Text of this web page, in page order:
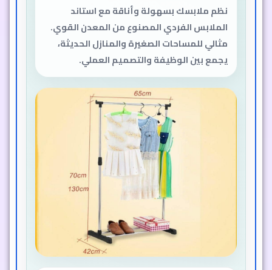
نظم ملابسك بسهولة وأناقة مع استاند
الملابس الفردي المصنوع من المعدن القوي.
مثالي للمساحات الصغيرة والمنازل الحديثة،
يجمع بين الوظيفة والتصميم العملي.